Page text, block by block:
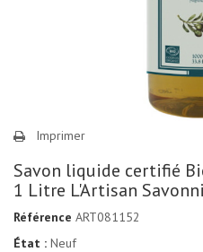
Imprimer
Savon liquide certifié
1 Litre L'Artisan
Référence ART081152
État : Neuf